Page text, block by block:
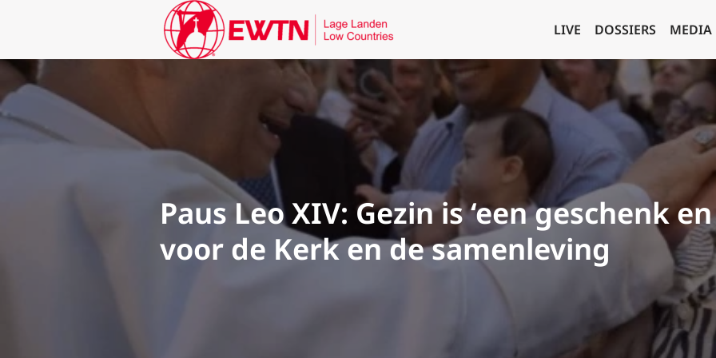
LIVE DOSSIERS MEDIA
Paus Leo XIV: Gezin is ‘een geschenk
voor de Kerk en de samenleving